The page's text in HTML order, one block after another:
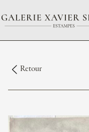
Retour